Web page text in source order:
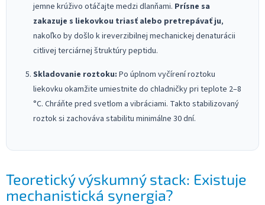
jemne krúživo otáčajte medzi dlanňami. Prísne sa
zakazuje s liekovkou triasť alebo pretrepávať ju,
nakoľko by došlo k ireverzibilnej mechanickej denaturácii
citlivej terciárnej štruktúry peptidu.
Skladovanie roztoku: Po úplnom vyčírení roztoku
liekovku okamžite umiestnite do chladničky pri teplote 2–8
°C. Chráňte pred svetlom a vibráciami. Takto stabilizovaný
roztok si zachováva stabilitu minimálne 30 dní.
Teoretický výskumný stack: Existuje
mechanistická synergia?